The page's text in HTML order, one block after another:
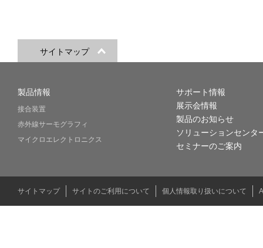
サイトマップ
製品情報
接合装置
赤外線サーモグラフィ
マイクロエレクトロニクス
サポート情報
展示会情報
製品のお知らせ
ソリューションセンタ
セミナーのご案内
サイトマップ サイトのご利用について 個人情報取り扱いについて